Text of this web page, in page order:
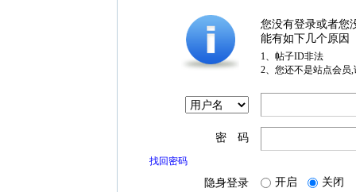
您没有登录或者您
能有如下几个原因
1、帖子ID非法
2、您还不是站点会员
密 码
找回密码
隐身登录 开启 关闭